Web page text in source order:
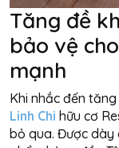
Tăng đề
bảo vệ
mạnh
Khi nhắc đến
Linh Chi hữu cơ
bỏ qua. Được dày